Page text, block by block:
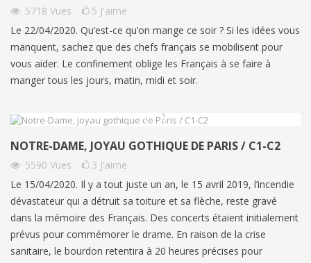
5718 Vues 5 J'aime
Le 22/04/2020. Qu’est-ce qu’on mange ce soir ? Si les idées vous
manquent, sachez que des chefs français se mobilisent pour
vous aider. Le confinement oblige les Français à se faire à
manger tous les jours, matin, midi et soir.
NOTRE-DAME, JOYAU GOTHIQUE DE PARIS / C1-C2
5590 Vues 3 J'aime
Le 15/04/2020. Il y a tout juste un an, le 15 avril 2019, l’incendie
dévastateur qui a détruit sa toiture et sa flèche, reste gravé
dans la mémoire des Français. Des concerts étaient initialement
prévus pour commémorer le drame. En raison de la crise
sanitaire, le bourdon retentira à 20 heures précises pour